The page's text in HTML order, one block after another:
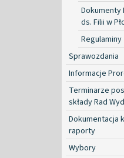
ds. Filii w
Regulaminy
Sprawozdania
Informacje
Terminarze
składy Rad
Dokumentacja
raporty
Wybory